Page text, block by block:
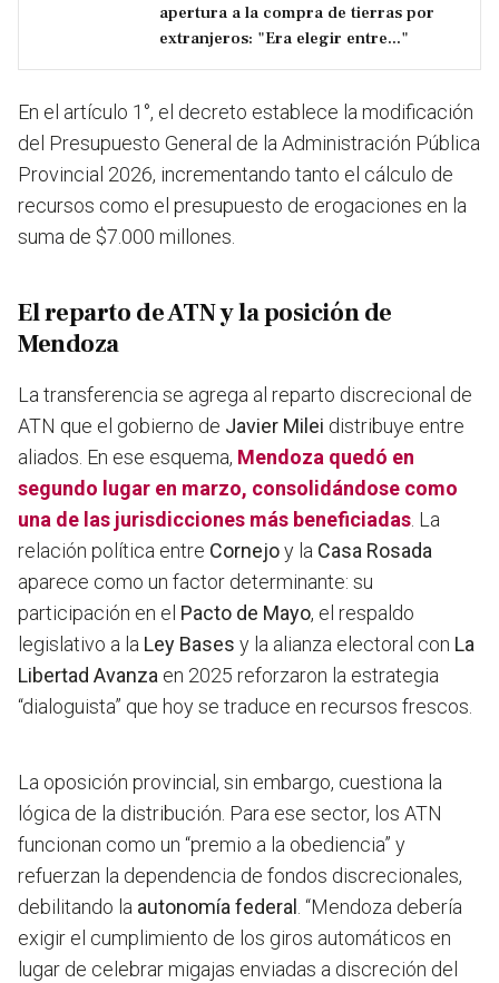
apertura a la compra de tierras por
extranjeros: "Era elegir entre..."
En el artículo 1°, el decreto establece la modificación
del Presupuesto General de la Administración Pública
Provincial 2026, incrementando tanto el cálculo de
recursos como el presupuesto de erogaciones en la
suma de $7.000 millones.
El reparto de ATN y la posición de
Mendoza
La transferencia se agrega al reparto discrecional de
ATN que el gobierno de Javier Milei distribuye entre
aliados. En ese esquema, Mendoza quedó en
segundo lugar en marzo, consolidándose como
una de las jurisdicciones más beneficiadas . La
relación política entre Cornejoy la Casa Rosada
aparece como un factor determinante: su
participación en el Pacto de Mayo, el respaldo
legislativo a la Ley Bases y la alianza electoral con La
Libertad Avanza en 2025 reforzaron la estrategia
“dialoguista” que hoy se traduce en recursos frescos.
La oposición provincial, sin embargo, cuestiona la
lógica de la distribución. Para ese sector, los ATN
funcionan como un “premio a la obediencia” y
refuerzan la dependencia de fondos discrecionales,
debilitando la autonomía federal . “Mendoza debería
exigir el cumplimiento de los giros automáticos en
lugar de celebrar migajas enviadas a discreción del